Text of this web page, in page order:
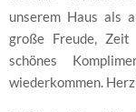
unserem Haus als
große Freude,
schönes
wiederkommen.